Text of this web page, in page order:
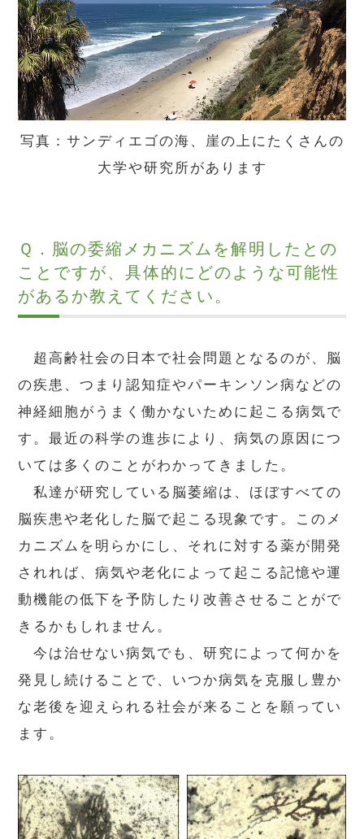
写真：サンディエゴの海、崖の上にたくさんの
大学や研究所があります
Ｑ．脳の委縮メカニズムを解明したとの
ことですが、具体的にどのような可能性
があるか教えてください。
超高齢社会の日本で社会問題となるのが、脳
の疾患、つまり認知症やパーキンソン病などの
神経細胞がうまく働かないために起こる病気で
す。最近の科学の進歩により、病気の原因につ
いては多くのことがわかってきました。
私達が研究している脳萎縮は、ほぼすべての
脳疾患や老化した脳で起こる現象です。このメ
カニズムを明らかにし、それに対する薬が開発
されれば、病気や老化によって起こる記憶や運
動機能の低下を予防したり改善させることがで
きるかもしれません。
今は治せない病気でも、研究によって何かを
発見し続けることで、いつか病気を克服し豊か
な老後を迎えられる社会が来ることを願ってい
ます。